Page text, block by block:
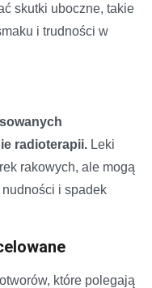
skutki uboczne, takie
i trudności w
radioterapii. Leki
rakowych, ale mogą
i spadek
które polegają